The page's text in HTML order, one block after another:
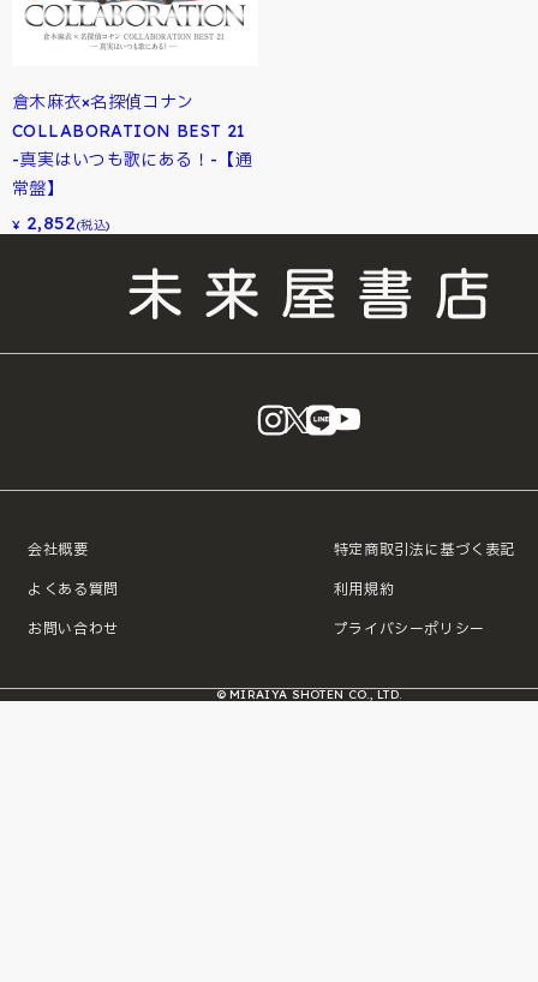
倉木麻衣×名探偵コナン
COLLABORATION BEST 21
-真実はいつも歌にある！-【通
常盤】
¥ 2,852(税込)
instagram
X LINE
会社概要
よくある質問
お問い合わせ
特定商取引法に基づく表記
利用規約
プライバシーポリシー
© MIRAIYA SHOTEN CO., LTD.